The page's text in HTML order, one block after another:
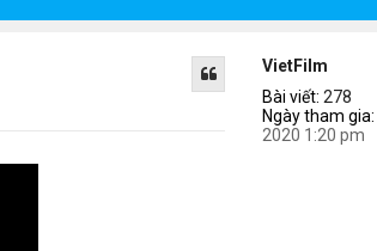
VietFilm
Bài viết: 278
Ngày tham gia:
2020 1:20 pm